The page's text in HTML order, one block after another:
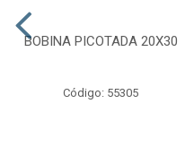
BOBINA PICOTADA 20X30
Código: 55305